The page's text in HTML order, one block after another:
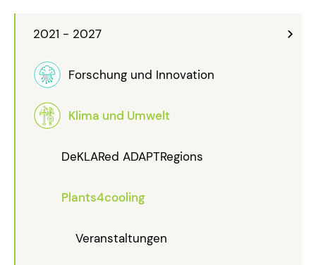
2021 - 2027
Forschung und Innovation
Klima und Umwelt
DeKLARed ADAPTRegions
Plants4cooling
Veranstaltungen